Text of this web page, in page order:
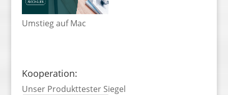
Umstieg auf Mac
Kooperation:
Unser Produkttester Siegel